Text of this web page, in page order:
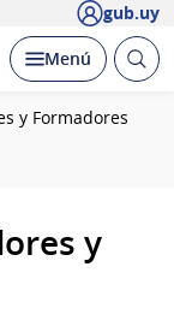
gub.uy
Desplegar
Menú Abrir
y Formadores
y